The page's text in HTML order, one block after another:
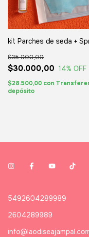
kit Parches de seda +
$30.000,00
$35.000,00
14% OFF
$28.500,00 con
depósito
5492604289989
2604289989